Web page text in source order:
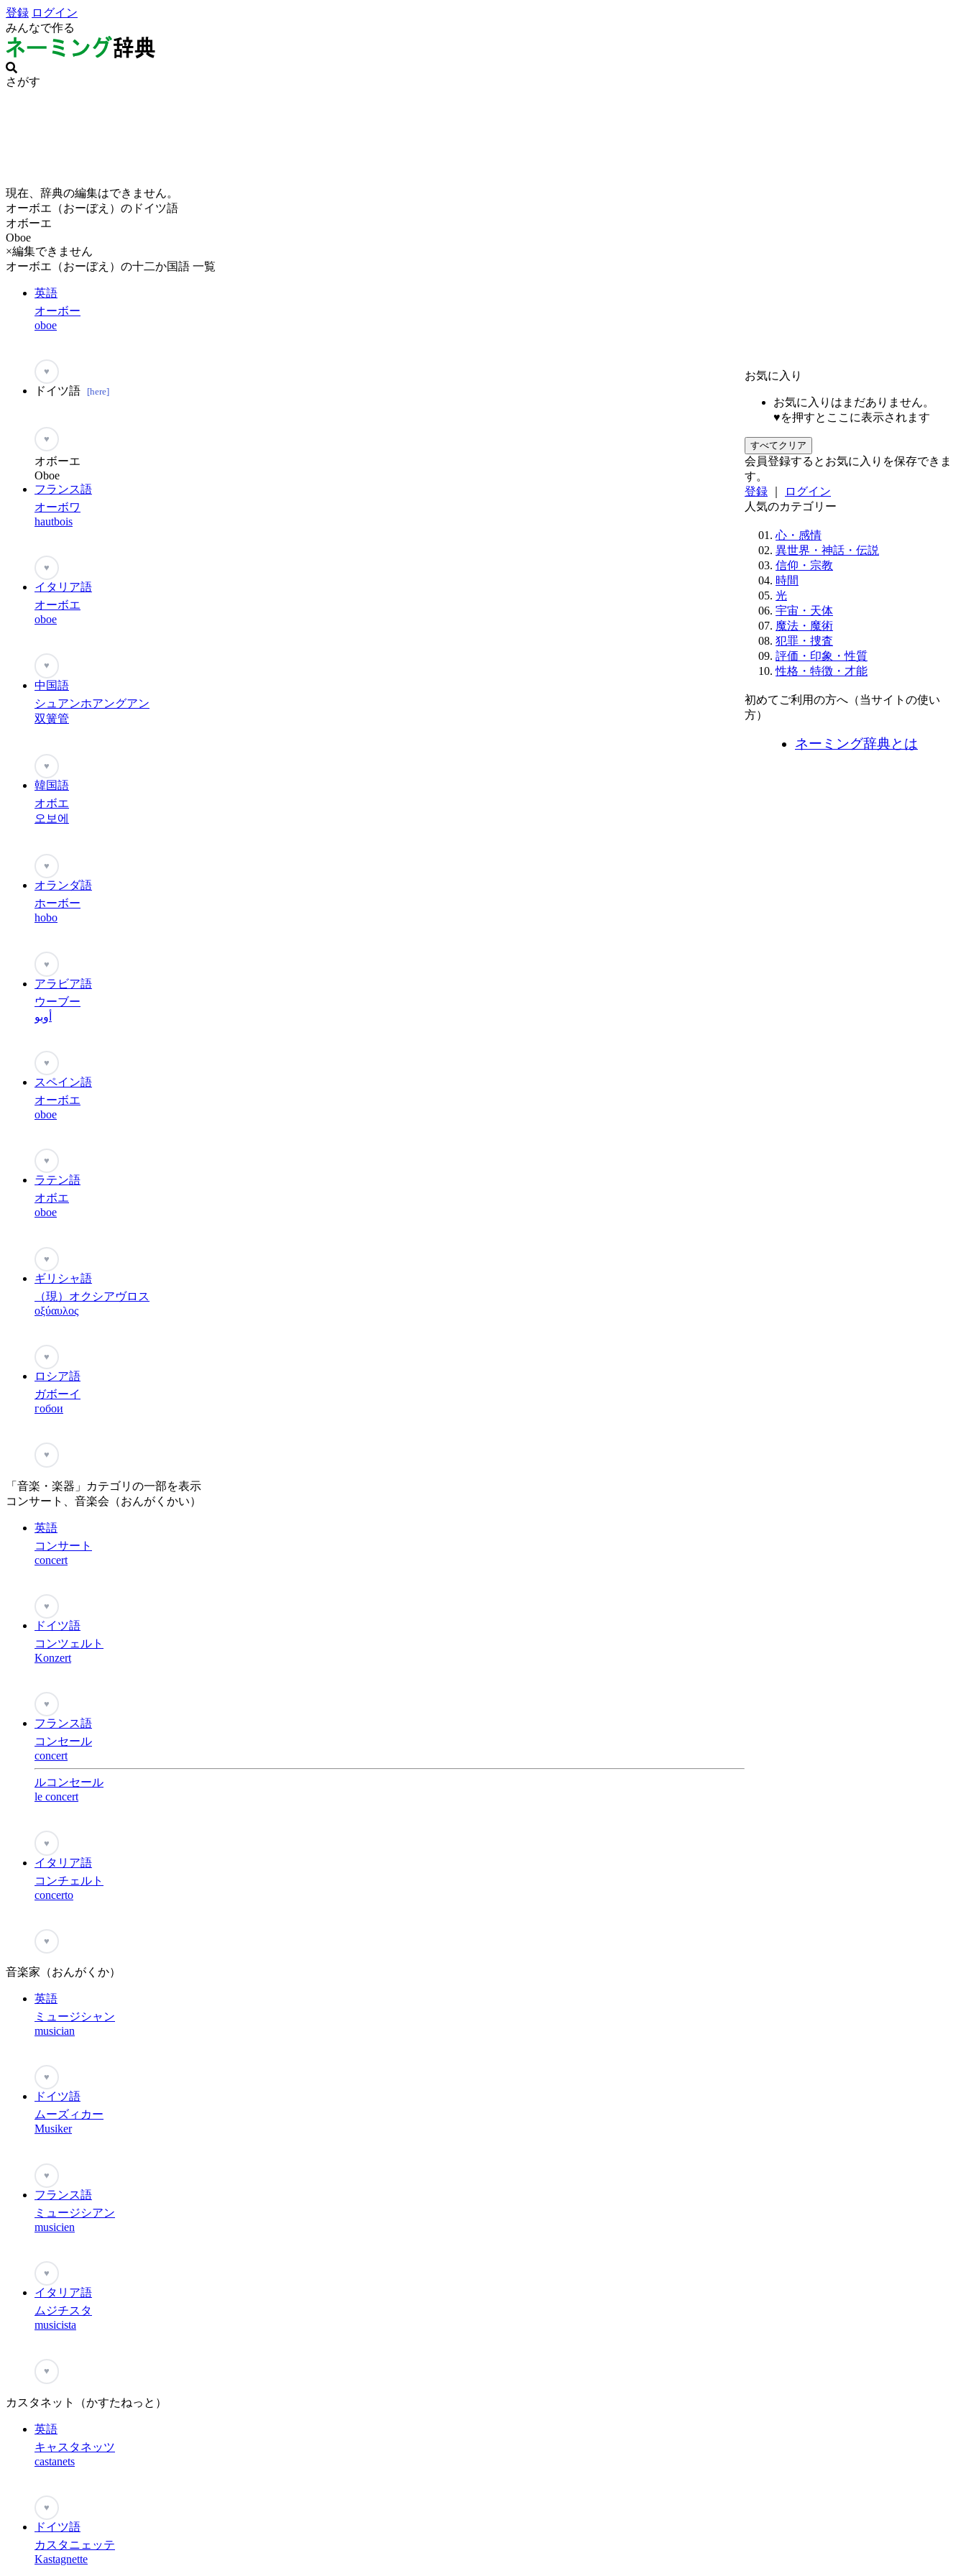
登録 ログイン
みんなで作る
さがす
現在、辞典の編集はできません。
オーボエ（おーぼえ）のドイツ語
オボーエ
Oboe
×編集できません
オーボエ（おーぼえ）の十二か国語 一覧
英語
オーボー
oboe
♥
ドイツ語 [here]
♥
オボーエ
Oboe
フランス語
オーボワ
hautbois
♥
イタリア語
オーボエ
oboe
♥
中国語
シュアンホアングアン
双簧管
♥
韓国語
オボエ
오보에
♥
オランダ語
ホーボー
hobo
♥
アラビア語
ウーブー
أوبو
♥
スペイン語
オーボエ
oboe
♥
ラテン語
オボエ
oboe
♥
ギリシャ語
（現）オクシアヴロス
οξύαυλος
♥
ロシア語
ガボーイ
гобои
♥
「音楽・楽器」カテゴリの一部を表示
コンサート、音楽会（おんがくかい）
英語
コンサート
concert
♥
ドイツ語
コンツェルト
Konzert
♥
フランス語
コンセール
concert
ルコンセール
le concert
♥
イタリア語
コンチェルト
concerto
♥
音楽家（おんがくか）
英語
ミュージシャン
musician
♥
ドイツ語
ムーズィカー
Musiker
♥
フランス語
ミュージシアン
musicien
♥
イタリア語
ムジチスタ
musicista
♥
カスタネット（かすたねっと）
英語
キャスタネッツ
castanets
♥
ドイツ語
カスタニェッテ
Kastagnette
お気に入り
お気に入りはまだありません。
♥を押すとここに表示されます
すべてクリア
会員登録するとお気に入りを保存できま
す。
登録
ログイン
人気のカテゴリー
心・感情
異世界・神話・伝説
信仰・宗教
時間
光
宇宙・天体
魔法・魔術
犯罪・捜査
評価・印象・性質
性格・特徴・才能
初めてご利用の方へ（当サイトの使い
方）
ネーミング辞典とは